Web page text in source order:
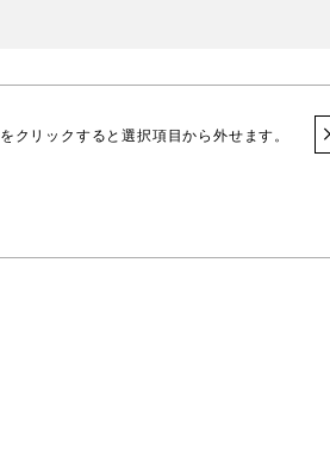
をクリックすると選択項目から外せます。